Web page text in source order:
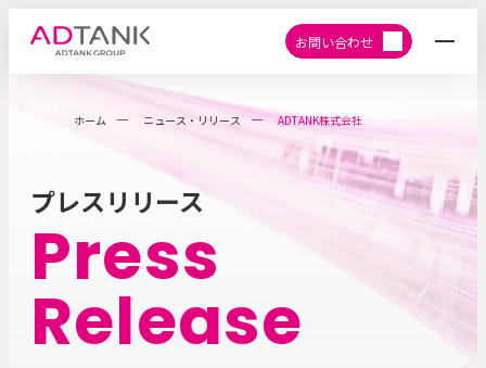
お問い合わせ
ホーム ニュース・リリース ADTANK株式会社
プレスリリース
Press
Release